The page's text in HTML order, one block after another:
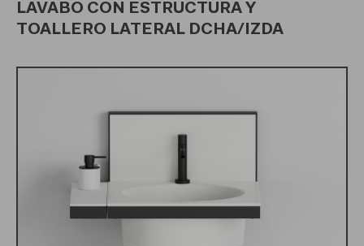
LAVABO CON ESTRUCTURA Y
TOALLERO LATERAL DCHA/IZDA